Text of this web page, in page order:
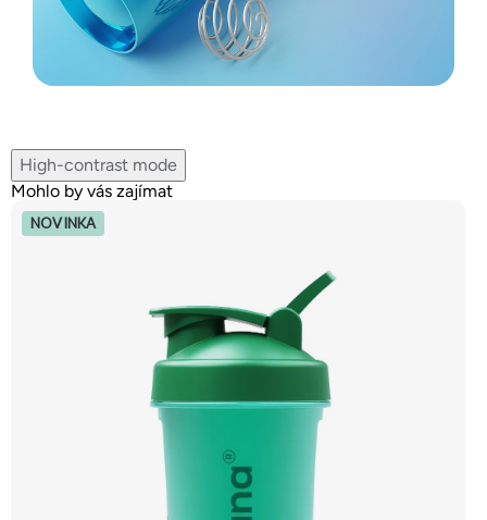
High-contrast mode
Mohlo by vás zajímat
NOVINKA